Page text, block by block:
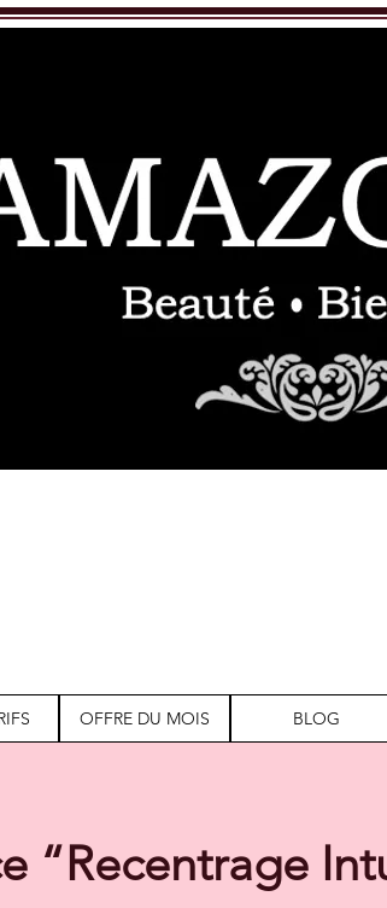
OFFRE DU MOIS BLOG
“Recentrage